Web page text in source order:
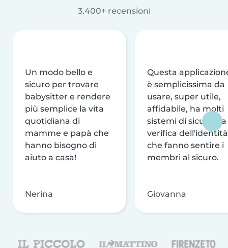
3.400+ recensioni
Un modo bello e
sicuro per trovare
babysitter e rendere
più semplice la vita
quotidiana di
mamme e papà che
hanno bisogno di
aiuto a casa!
Nerina
Questa
è semplicissima da
usare, super utile,
affidabile, ha molti
sistemi di sicurezza
verifica dell'identità
che fanno sentire i
membri al sicuro.
Giovanna